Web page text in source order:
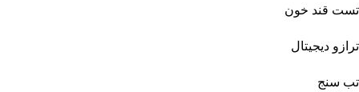
تست قند خون
ترازو دیجیتال
تب سنج